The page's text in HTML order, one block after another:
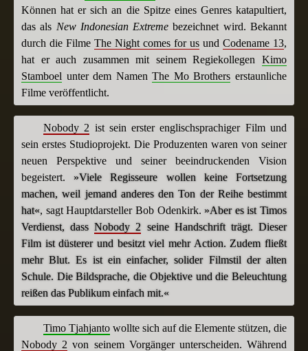
Können hat er sich an die Spitze eines Genres katapultiert,
das als New Indonesian Extreme bezeichnet wird. Bekannt
durch die Filme The Night comes for us und Codename 13,
hat er auch zusammen mit seinem Regiekollegen Kimo
Stamboel unter dem NamenThe Mo Brothers erstaunliche
Filme veröffentlicht.
Nobody 2 ist sein erster englischsprachiger Film und
sein erstes Studioprojekt. Die Produzenten waren von seiner
neuen Perspektive und seiner beeindruckenden Vision
begeistert.»Viele Regisseure wollen keine Fortsetzung
machen, weil jemand anderes den Ton der Reihe bestimmt
hat«, sagt Hauptdarsteller Bob Odenkirk.»Aber es ist Timos
Verdienst, dassNobody 2 seine Handschrift trägt. Dieser
Film ist düsterer und besitzt viel mehr Action. Zudem fließt
mehr Blut. Es ist ein einfacher, solider Filmstil der alten
Schule. Die Bildsprache, die Objektive und die Beleuchtung
reißen das Publikum einfach mit.«
Timo Tjahjanto wollte sich auf die Elemente stützen, die
Nobody 2 von seinem Vorgänger unterscheiden. Während